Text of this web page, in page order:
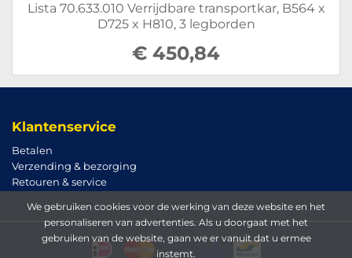
Lista 70.633.010 Verrijdbare transportkar, B564 x
D725 x H810, 3 legborden
€ 450,84
Klantenservice
Betalen
Verzending & bezorging
Retouren & service
We gebruiken cookies voor de werking van deze website en het
personaliseren van advertenties. Als u doorgaat met het
gebruiken van de website, gaan we er vanuit dat u ermee
instemt.